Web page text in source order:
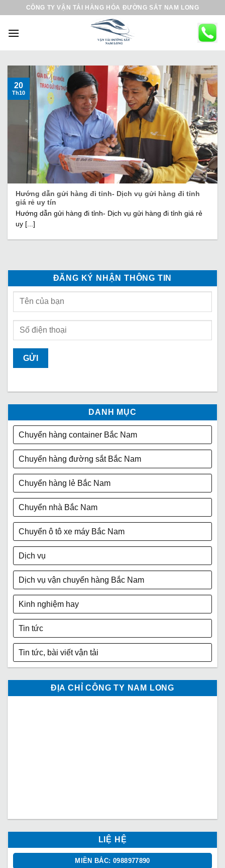
CÔNG TY VẬN TẢI HÀNG HÓA ĐƯỜNG SẮT NAM LONG
Hướng dẫn gửi hàng đi tỉnh- Dịch vụ gửi hàng đi tỉnh
giá rẻ uy tín
Hướng dẫn gửi hàng đi tỉnh- Dịch vụ gửi hàng đi tỉnh giá rẻ
uy [...]
20
Th10
ĐĂNG KÝ NHẬN THÔNG TIN
DANH MỤC
Chuyển hàng container Bắc Nam
Chuyển hàng đường sắt Bắc Nam
Chuyển hàng lẻ Bắc Nam
Chuyển nhà Bắc Nam
Chuyển ô tô xe máy Bắc Nam
Dịch vụ
Dịch vụ vận chuyển hàng Bắc Nam
Kinh nghiệm hay
Tin tức
Tin tức, bài viết vận tải
ĐỊA CHỈ CÔNG TY NAM LONG
LIỆ HỆ
MIỀN BẮC: 0988977890